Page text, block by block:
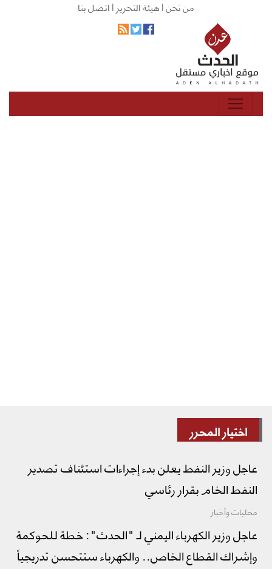
من نحن |هيئة التحرير |اتصل بنا
اختيار المحرر
عاجل وزير النفط يعلن بدء إجراءات استئناف تصدير
النفط الخام بقرار رئاسي
محليات وأخبار
عاجل وزير الكهرباء اليمني لـ "الحدث": خطة للحوكمة
وإشراك القطاع الخاص.. والكهرباء ستتحسن تدريجياً